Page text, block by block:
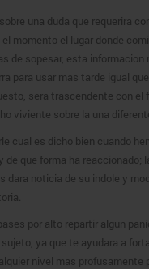
una duda que requerira
momento el lugar donde
de sopesar, esta informacion
para usar mas tarde igual
sera trascendente con el
viviente sobre la una
cual es dicho bien cuando
de que forma ha reaccionado;
dara noticia de su indole y
por alto repartir algun
ya que te ayudara a
nivel mas profusamente